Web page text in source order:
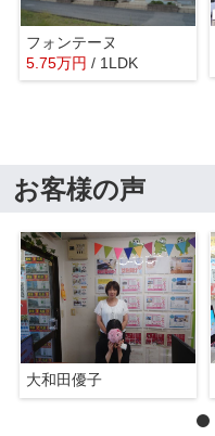
フォンテーヌ
5.75万円 / 1LDK
お客様の声
大和田優子